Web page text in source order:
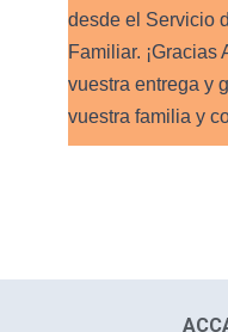
desde el Servicio
Familiar. ¡Gracias
vuestra entrega y
vuestra familia y